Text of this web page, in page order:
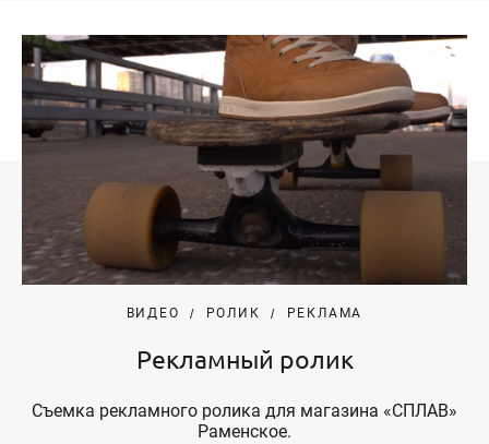
ВИДЕО РОЛИК РЕКЛАМА
Рекламный ролик
Съемка рекламного ролика для магазина «СПЛАВ»
Раменское.